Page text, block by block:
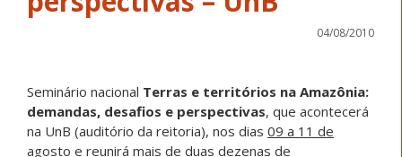
04/08/2010
Seminário nacional Terras e territórios na Amazônia:
demandas, desafios e perspectivas, que acontecerá
na UnB (auditório da reitoria), nos dias 09 a 11 de
agosto e reunirá mais de duas dezenas de